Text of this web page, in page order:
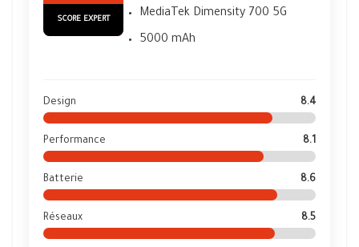
SCORE EXPERT MediaTek Dimensity 700 5G
5000 mAh
Design 8.4
Performance 8.1
Batterie 8.6
Réseaux 8.5